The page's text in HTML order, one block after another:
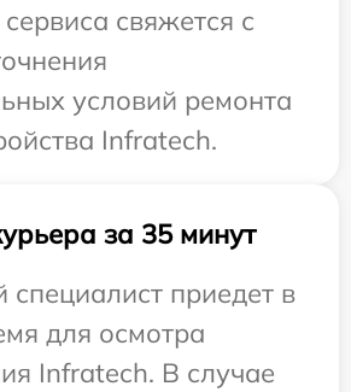
свяжется с
условий ремонта
Infratech.
за 35 минут
специалист приедет в
для осмотра
Infratech. В случае